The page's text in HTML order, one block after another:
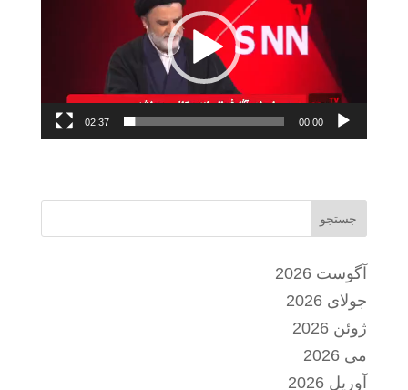
00:00
02:37
جستجو
آگوست 2026
جولای 2026
ژوئن 2026
می 2026
آوریل 2026